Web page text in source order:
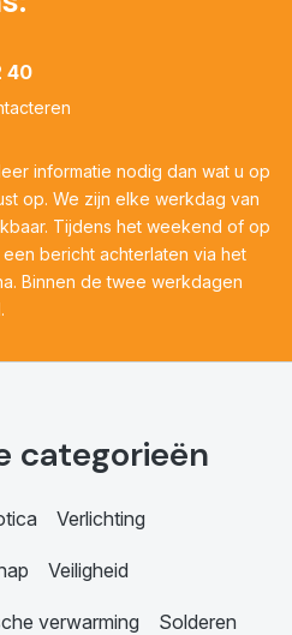
40
informatie nodig dan wat u op
op. We zijn elke werkdag van
Tijdens het weekend of op
bericht achterlaten via het
Binnen de twee werkdagen
categorieën
Verlichting
Veiligheid
verwarming Solderen